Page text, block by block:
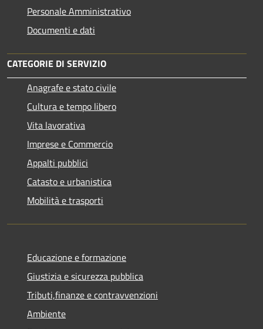
Personale Amministrativo
Documenti e dati
CATEGORIE DI SERVIZIO
Anagrafe e stato civile
Cultura e tempo libero
Vita lavorativa
Imprese e Commercio
Appalti pubblici
Catasto e urbanistica
Mobilità e trasporti
Educazione e formazione
Giustizia e sicurezza pubblica
Tributi,finanze e contravvenzioni
Ambiente